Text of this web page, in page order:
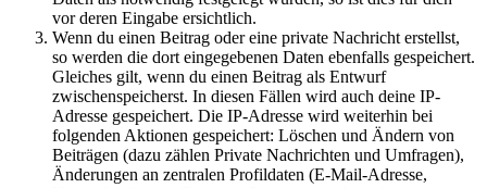
vor deren Eingabe ersichtlich.
Wenn du einen Beitrag oder eine private Nachricht erstellst,
so werden die dort eingegebenen Daten ebenfalls gespeichert.
Gleiches gilt, wenn du einen Beitrag als Entwurf
zwischenspeicherst. In diesen Fällen wird auch deine IP-
Adresse gespeichert. Die IP-Adresse wird weiterhin bei
folgenden Aktionen gespeichert: Löschen und Ändern von
Beiträgen (dazu zählen Private Nachrichten und Umfragen),
Änderungen an zentralen Profildaten (E-Mail-Adresse,